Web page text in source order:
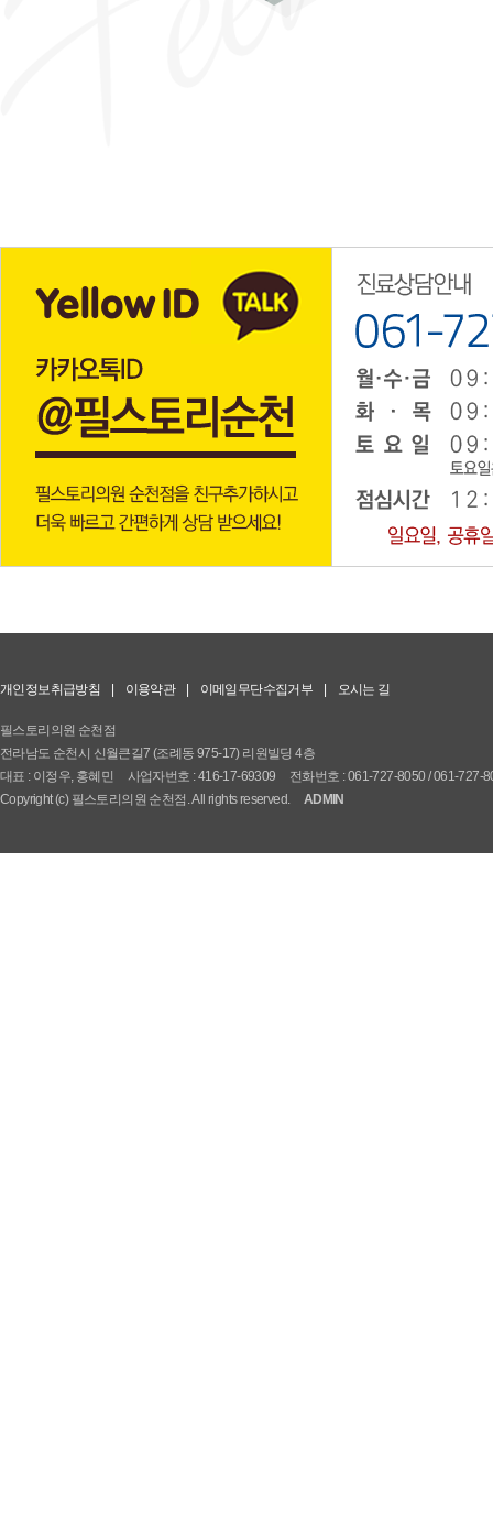
개인정보취급방침 이용약관 이메일무단수집거부 오시는 길
필스토리의원 순천점
전라남도 순천시 신월큰길7 (조례동 975-17) 리원빌딩 4층
대표 : 이정우, 홍혜민
사업자번호 : 416-17-69309
전화번호 : 061-727-8050 / 061-727-
Copyright (c) 필스토리의원 순천점. All rights reserved.
ADMIN